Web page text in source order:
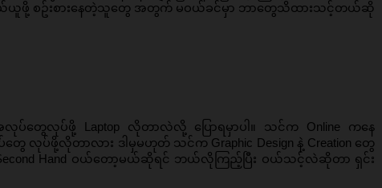
ဝယ်ယူဖို့ စဥ်းစားနေတဲ့သူတွေ အတွက် မဝယ်ခင်မှာ ဘာတွေသိထားသင့်တယ်ဆို
လုပ်တွေလုပ်ဖို့ Laptop လိုတာလဲလို့ ပြောရမှာပါ။ သင်က Online ကနေ
ေ လုပ်ဖို့လိုတာလား ဒါမှမဟုတ် သင်က Graphic Design နဲ့ Creation တွေ
Hand ဝယ်တော့မယ်ဆိုရင် ဘယ်လိုကြည့်ပြီး ဝယ်သင့်လဲဆိုတာ ရှင်း